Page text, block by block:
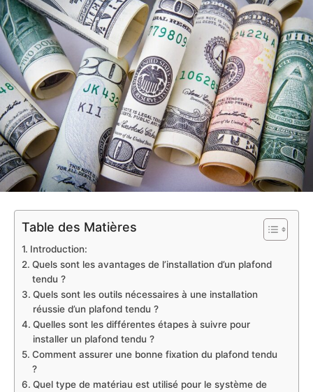
Table des Matières
Introduction:
Quels sont les avantages de l’installation d’un plafond
tendu ?
Quels sont les outils nécessaires à une installation
réussie d’un plafond tendu ?
Quelles sont les différentes étapes à suivre pour
installer un plafond tendu ?
Comment assurer une bonne fixation du plafond tendu
?
Quel type de matériau est utilisé pour le système de